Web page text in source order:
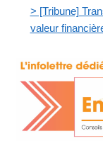
> [Tribune]
valeur